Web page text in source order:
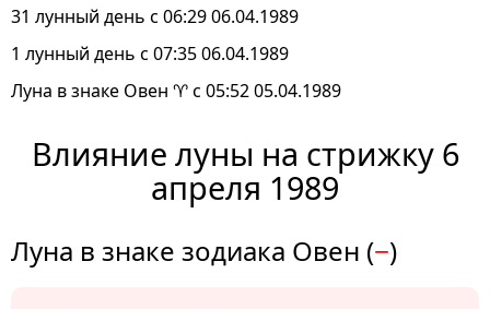
31 лунный день с 06:29 06.04.1989
1 лунный день с 07:35 06.04.1989
Луна в знаке Овен ♈ с 05:52 05.04.1989
Влияние луны на стрижку 6
апреля 1989
Луна в знаке зодиака Овен (−)